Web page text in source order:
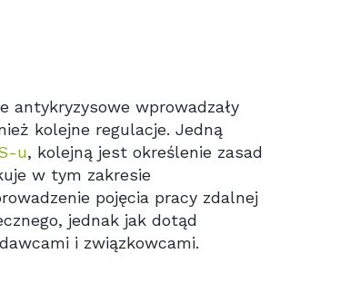
antykryzysowe wprowadzały
kolejne regulacje. Jedną
u, kolejną jest określenie zasad
w tym zakresie
pojęcia pracy zdalnej
jednak jak dotąd
i związkowcami.